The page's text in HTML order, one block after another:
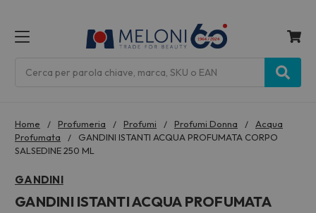
Home Profumeria Profumi Profumi Donna
Acqua
Profumata
GANDINI ISTANTI ACQUA PROFUMATA CORPO
SALSEDINE 250 ML
GANDINI
GANDINI ISTANTI ACQUA PROFUMATA